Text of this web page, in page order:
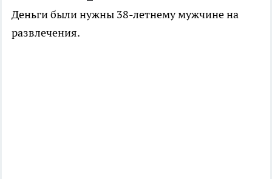
Деньги были нужны 38-летнему мужчине на
развлечения.